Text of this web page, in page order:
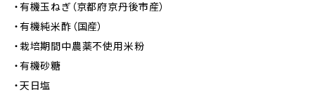
・有機玉ねぎ（京都府京丹後市産）
・有機純米酢（国産）
・栽培期間中農薬不使用米粉
・有機砂糖
・天日塩